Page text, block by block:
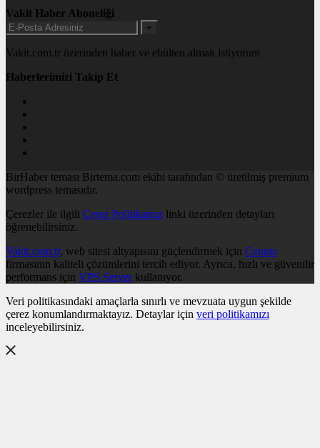
Vakit Haber Aboneliği
+
Vakit.com.tr üzerinden haber ve ebülten almak istiyorum
Haberlerimizi Takip Et
BirHaber teması Birtema.com ekibi tarafından © üretilmiş premium
wordpress temasıdır.
Çerezler ile ilgili Çerez Politikamız linki üzerinden detayları
öğrenebilirsiniz.
Vakit.com.tr, web sitesi altyapısını güçlendirmek için Cenuta
firmasının kaliteli çözümlerini tercih ediyor. Ayrıca, hızlı ve güvenilir
performans için VPS Serverkullanıyor.
Veri politikasındaki amaçlarla sınırlı ve mevzuata uygun şekilde
çerez konumlandırmaktayız. Detaylar için veri politikamızı
inceleyebilirsiniz.